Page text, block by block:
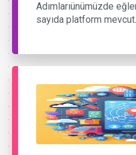
Adımlarıünümüzde
sayıda platform